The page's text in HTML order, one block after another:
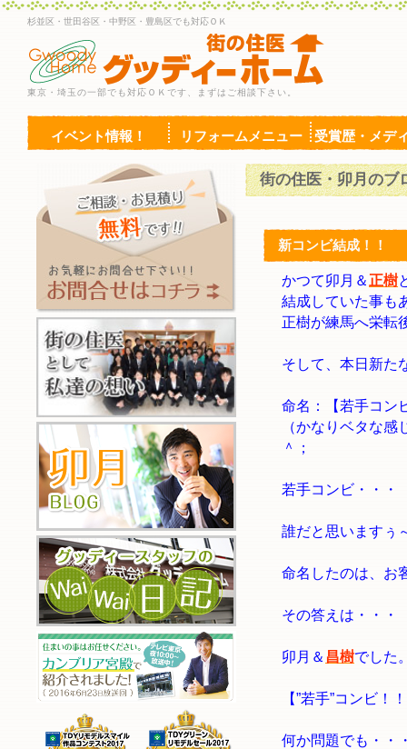
杉並区・世田谷区・中野区・豊島区でも対応ＯＫ
東京・埼玉の一部でも対応ＯＫです、まずはご相談下さい。
イベント情報！ リフォームメニュー 受賞歴・メデ
街の住医・卯月のブ
新コンビ結成！！
かつて卯月＆ 正樹
結成していた事も
正樹が練馬へ栄転
そして、本日新た
命名：【若手コン
（かなりベタな
＾；
若手コンビ・・・
誰だと思いますぅ
命名したのは、お
その答えは・・・
卯月＆ 昌樹でした
【”若手”コンビ！
何か問題でも・・